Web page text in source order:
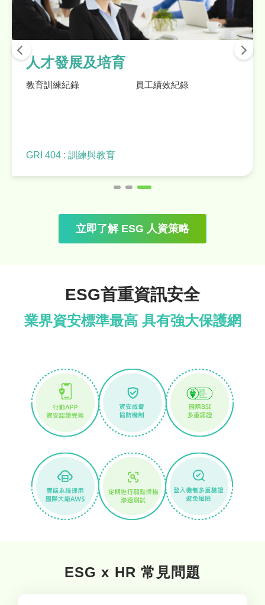
人才發展及培育
教育訓練紀錄 員工績效紀錄
GRI 404 : 訓練與教育
立即了解 ESG 人資策略
ESG首重資訊安全
業界資安標準最高 具有強大保護網
ESG x HR 常見問題